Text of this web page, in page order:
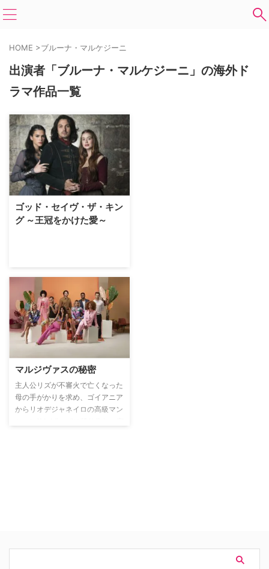
HOME >ブルーナ・マルケジーニ
出演者「ブルーナ・マルケジーニ」の海外ド
ラマ作品一覧
ゴッド・セイヴ・ザ・キン
グ ～王冠をかけた愛～
マルジヴァスの秘密
主人公リズが不審火で亡くなった
母の手がかりを求め、ゴイアニア
からリオデジャネイロの高級マン